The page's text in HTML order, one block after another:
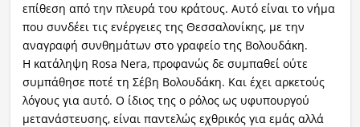
επίθεση από την πλευρά του κράτους. Αυτό είναι το νήμα
που συνδέει τις ενέργειες της Θεσσαλονίκης, με την
αναγραφή συνθημάτων στο γραφείο της Βολουδάκη.
Η κατάληψη Rosa Nera, προφανώς δε συμπαθεί ούτε
συμπάθησε ποτέ τη Σέβη Βολουδάκη. Και έχει αρκετούς
λόγους για αυτό. Ο ίδιος της ο ρόλος ως υφυπουργού
μετανάστευσης, είναι παντελώς εχθρικός για εμάς αλλά